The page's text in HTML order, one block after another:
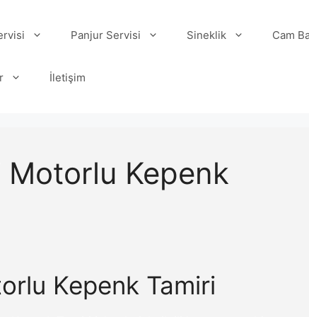
Panjur Servisi Sineklik Cam
İletişim
Kepenk
Kepenk Tamiri